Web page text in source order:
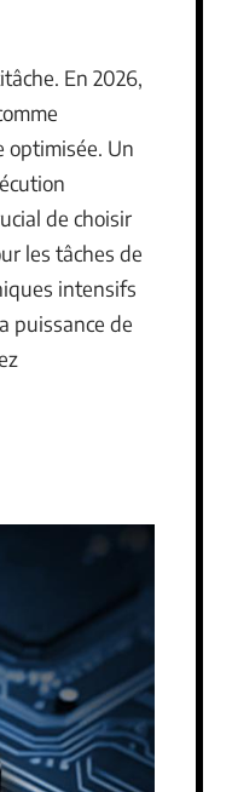
En 2026,
optimisée. Un
de choisir
les tâches de
intensifs
puissance de